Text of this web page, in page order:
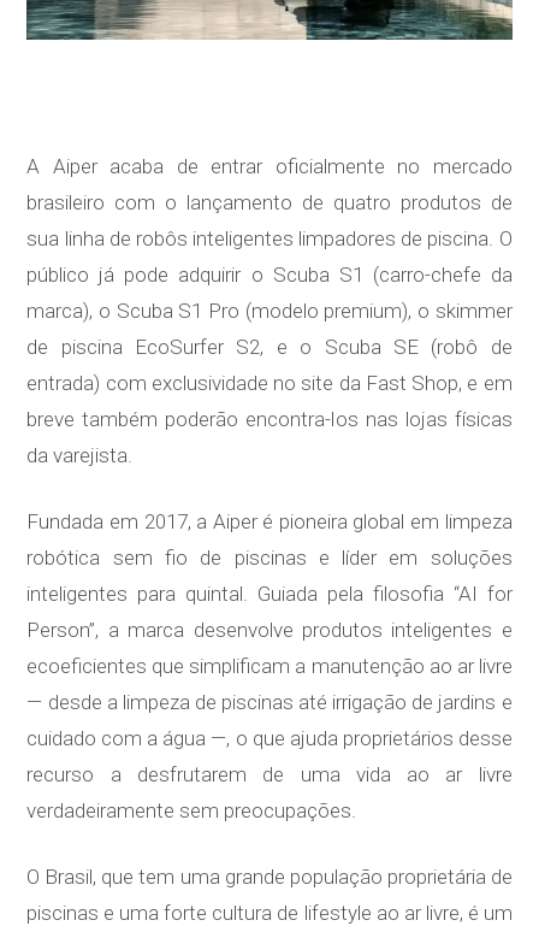
A Aiper acaba de entrar oficialmente no mercado
brasileiro com o lançamento de quatro produtos de
sua linha de robôs inteligentes limpadores de piscina. O
público já pode adquirir o Scuba S1 (carro-chefe da
marca), o Scuba S1 Pro (modelo premium), o skimmer
de piscina EcoSurfer S2, e o Scuba SE (robô de
entrada) com exclusividade no site da Fast Shop, e em
breve também poderão encontra-los nas lojas físicas
da varejista.
Fundada em 2017, a Aiper é pioneira global em limpeza
robótica sem fio de piscinas e líder em soluções
inteligentes para quintal. Guiada pela filosofia “AI for
Person”, a marca desenvolve produtos inteligentes e
ecoeficientes que simplificam a manutenção ao ar livre
— desde a limpeza de piscinas até irrigação de jardins e
cuidado com a água —, o que ajuda proprietários desse
recurso a desfrutarem de uma vida ao ar livre
verdadeiramente sem preocupações.
O Brasil, que tem uma grande população proprietária de
piscinas e uma forte cultura de lifestyle ao ar livre, é um